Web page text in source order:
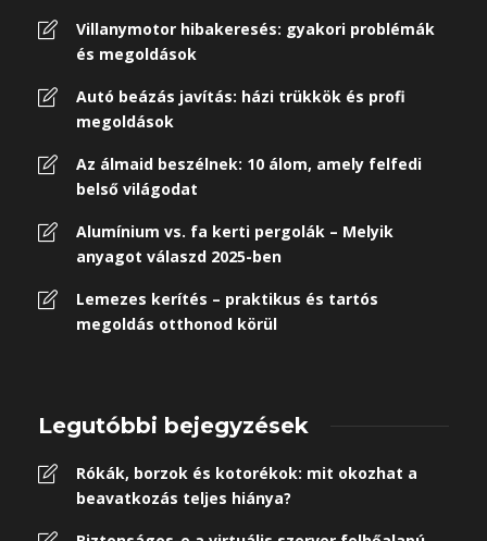
Villanymotor hibakeresés: gyakori problémák
és megoldások
Autó beázás javítás: házi trükkök és profi
megoldások
Az álmaid beszélnek: 10 álom, amely felfedi
belső világodat
Alumínium vs. fa kerti pergolák – Melyik
anyagot válaszd 2025-ben
Lemezes kerítés – praktikus és tartós
megoldás otthonod körül
Legutóbbi bejegyzések
Rókák, borzok és kotorékok: mit okozhat a
beavatkozás teljes hiánya?